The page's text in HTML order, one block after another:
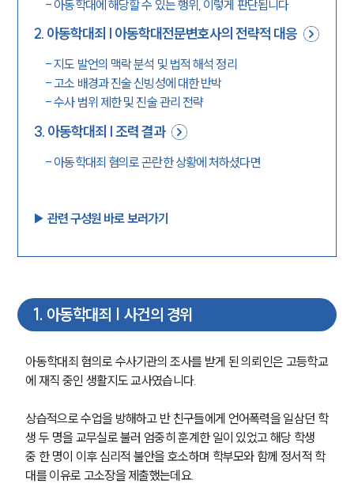
- 아동학대에 해당할 수 있는 행위, 이렇게 판단됩니다
2. 아동학대죄 | 아동학대전문변호사의 전략적 대응
-지도 발언의 맥락 분석 및 법적 해석 정리
-고소 배경과 진술 신빙성에 대한 반박
-수사 범위 제한 및 진술 관리 전략
3. 아동학대죄 | 조력 결과
- 아동학대죄 혐의로 곤란한 상황에 처하셨다면
▶︎ 관련 구성원 바로 보러가기
1. 아동학대죄 | 사건의 경위
아동학대죄 혐의로 수사기관의 조사를 받게 된 의뢰인은 고등학교
에 재직 중인 생활지도 교사였습니다.
상습적으로 수업을 방해하고 반 친구들에게 언어폭력을 일삼던 학
생 두 명을 교무실로 불러 엄중히 훈계한 일이 있었고 해당 학생
중 한 명이 이후 심리적 불안을 호소하며 학부모와 함께 정서적 학
대를 이유로 고소장을 제출했는데요.